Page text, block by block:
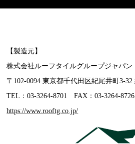
【製造元】
株式会社ルーフタイルグループジャパン
〒102-0094 東京都千代田区紀尾井町3-
TEL：03-3264-8701FAX：03-3264-8726
https://www.rooftg.co.jp/